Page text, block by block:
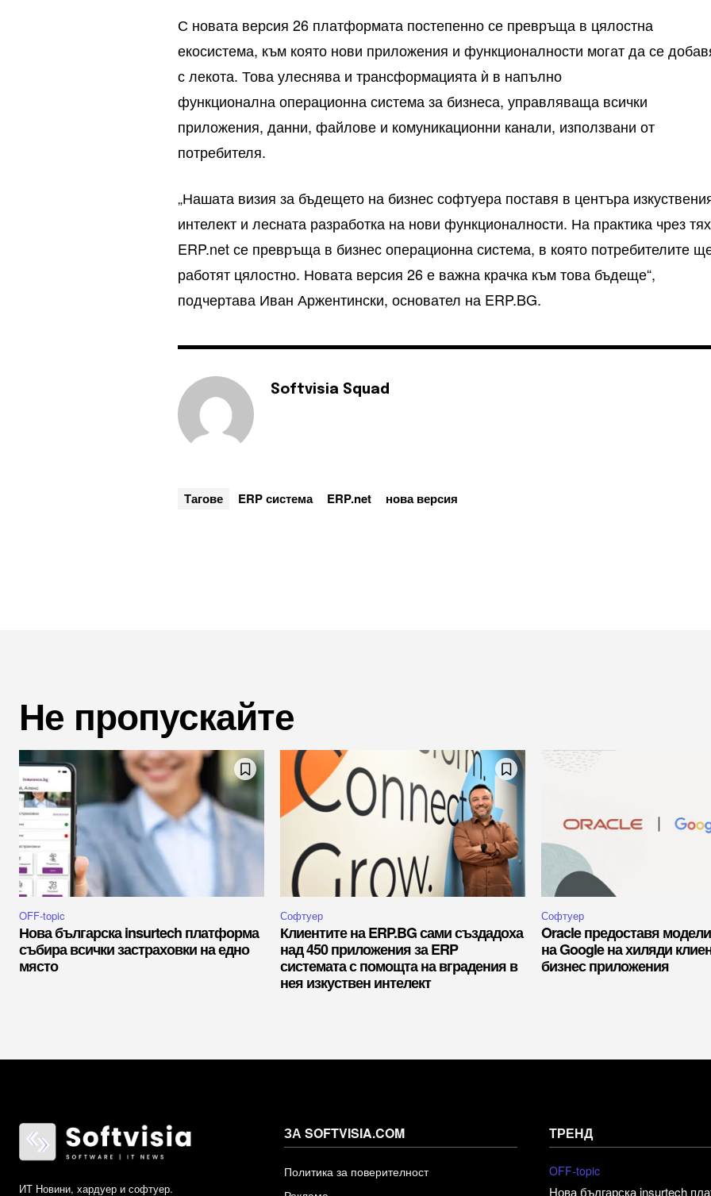
С новата версия 26 платформата постепенно се превръща в цялостна
екосистема, към която нови приложения и функционалности могат да се
с лекота. Това улеснява и трансформацията ѝ в напълно
функционална операционна система за бизнеса, управляваща всички
приложения, данни, файлове и комуникационни канали, използвани от
потребителя.
„Нашата визия за бъдещето на бизнес софтуера поставя в центъра
интелект и лесната разработка на нови функционалности. На практика чрез тях
ERP.net се превръща в бизнес операционна система, в която потребителите
работят цялостно. Новата версия 26 е важна крачка към това бъдеще“,
подчертава Иван Аржентински, основател на ERP.BG.
Softvisia Squad
Тагове ERP система ERP.net нова версия
Не пропускайте
OFF-topic
Нова българска insurtech платформа
събира всички застраховки на едно
място
Софтуер
Клиентите на ERP.BG сами създадоха
над 450 приложения за ERP
системата с помощта на вградения в
нея изкуствен интелект
Софтуер
Oracle предоставя
на Google на хиляди
бизнес приложения
ИТ Новини, хардуер и софтуер.
ЗА SOFTVISIA.COM
Политика за поверителност
ТРЕНД
OFF-topic
Нова българска insurtech